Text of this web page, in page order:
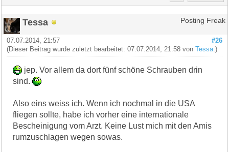
Tessa Posting Freak
#26
07.07.2014, 21:57
(Dieser Beitrag wurde zuletzt bearbeitet: 07.07.2014, 21:58 vonTessa .)
jep. Vor allem da dort fünf schöne Schrauben drin
sind.
Also eins weiss ich. Wenn ich nochmal in die USA
fliegen sollte, habe ich vorher eine internationale
Bescheinigung vom Arzt. Keine Lust mich mit den Amis
rumzuschlagen wegen sowas.